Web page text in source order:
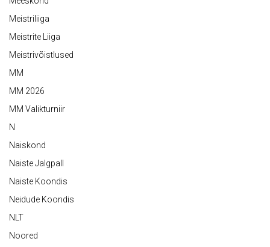
Meistriliiga
Meistrite Liiga
Meistrivõistlused
MM
MM 2026
MM Valikturniir
N
Naiskond
Naiste Jalgpall
Naiste Koondis
Neidude Koondis
NLT
Noored